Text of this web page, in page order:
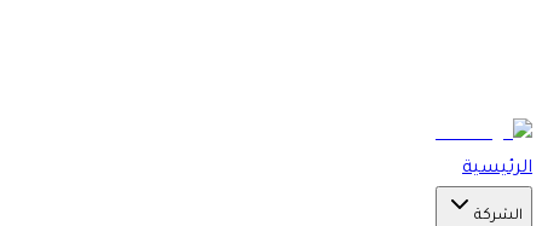
الرئيسية
الشركة